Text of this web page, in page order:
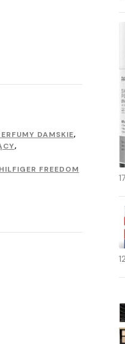
DAMSKIE,
,
FREEDOM